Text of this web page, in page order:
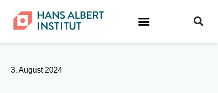
3. August 2024